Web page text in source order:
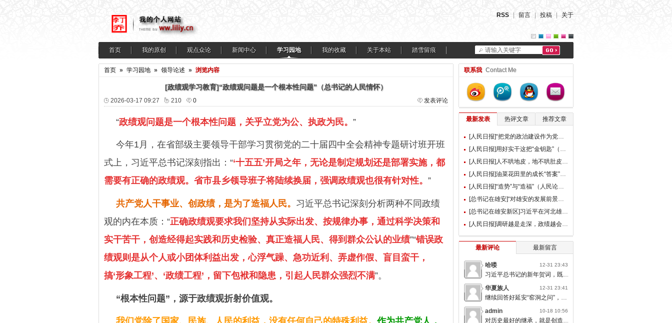
RSS 留言 投稿 关于
请输入关键字
首页 我的原创 观点众论 新闻中心 学习园地 我的收藏 关于本站 踏雪留痕
首页 » 学习园地 » 领导论述 » 浏览内容
[政绩观学习教育]“政绩观问题是一个根本性问题”（总书记的人民情怀）
2026-03-17 09:27 210 0 发表评论
“政绩观问题是一个根本性问题，关乎立党为公、执政为民。 ”
今年1月，在省部级主要领导干部学习贯彻党的二十届四中全会精神专题研讨班开班
式上，习近平总书记深刻指出：“‘十五五’开局之年，无论是制定规划还是部署实施，都
需要有正确的政绩观。省市县乡领导班子将陆续换届，强调政绩观也很有针对性。 ”
共产党人干事业、创政绩，是为了造福人民。 习近平总书记深刻分析两种不同政绩
观的内在本质：“正确政绩观要求我们坚持从实际出发、按规律办事，通过科学决策和
实干苦干，创造经得起实践和历史检验、真正造福人民、得到群众公认的业绩”“错误政
绩观则是从个人或小团体利益出发，心浮气躁、急功近利、弄虚作假、盲目蛮干，
搞‘形象工程’、‘政绩工程’，留下包袱和隐患，引起人民群众强烈不满”。
“根本性问题”，源于政绩观折射价值观。
联系我 Contact Me
最新发表 热评文章 推荐文章
最新评论 最新留言
哈喽 12-31 23:43
习近平总书记的新年贺词，既充满温度，又饱含深情，太催人奋进了。
华夏族人
12-31 23:41
继续回答好延安“窑洞之问”，书写无愧于人民的时代答卷。
admin
10-18 10:56
对历史最好的继承，就是创造新的历史；对人类文明最大的礼敬，就是创造人类文明新形态。